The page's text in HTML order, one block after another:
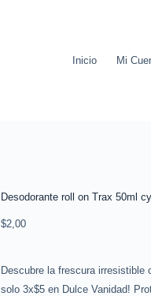
Inicio
Mi
Desodorante roll on Trax 50ml
$2,00
Descubre la frescura irresistible
solo 3x$5 en Dulce Vanidad!